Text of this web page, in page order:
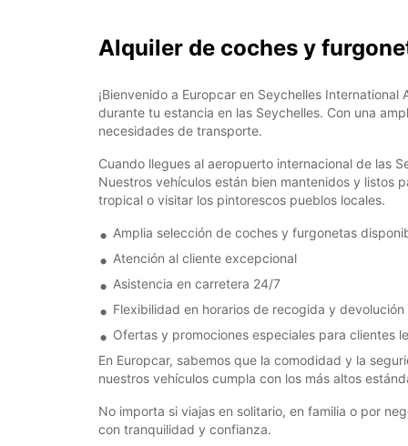
Alquiler de coches y
¡Bienvenido a Europcar en Seychelles
durante tu estancia en las Seychelles. Con una
necesidades de transporte.
Cuando llegues al aeropuerto internacional de las
Nuestros vehículos están bien mantenidos y listos
tropical o visitar los pintorescos pueblos locales.
Amplia selección de coches y furgonetas
Atención al cliente excepcional
Asistencia en carretera 24/7
Flexibilidad en horarios de recogida y devolución
Ofertas y promociones especiales para clientes
En Europcar, sabemos que la comodidad y la
nuestros vehículos cumpla con los más altos
No importa si viajas en solitario, en familia o por
con tranquilidad y confianza.